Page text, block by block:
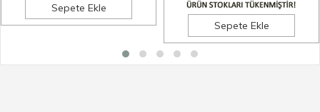
Sepete Ekle
Sepete Ekle